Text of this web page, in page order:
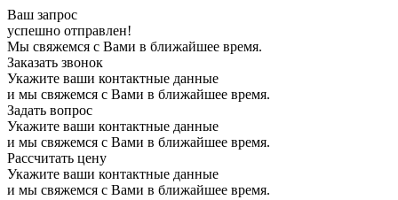
Ваш запрос
успешно отправлен!
Мы свяжемся с Вами в ближайшее время.
Заказать звонок
Укажите ваши контактные данные
и мы свяжемся с Вами в ближайшее время.
Задать вопрос
Укажите ваши контактные данные
и мы свяжемся с Вами в ближайшее время.
Рассчитать цену
Укажите ваши контактные данные
и мы свяжемся с Вами в ближайшее время.